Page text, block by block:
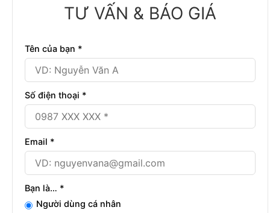
TƯ VẤN & BÁO GIÁ
Tên của bạn *
Số điện thoại *
Email *
Bạn là… *
Người dùng cá nhân